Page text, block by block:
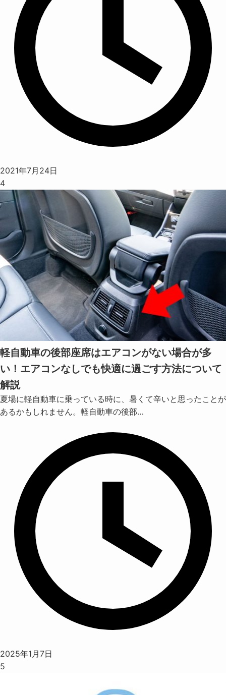
2021年7月24日
4
軽自動車の後部座席はエアコンがない場合が多
い！エアコンなしでも快適に過ごす方法について
解説
夏場に軽自動車に乗っている時に、暑くて辛いと思ったことが
あるかもしれません。軽自動車の後部…
2025年1月7日
5